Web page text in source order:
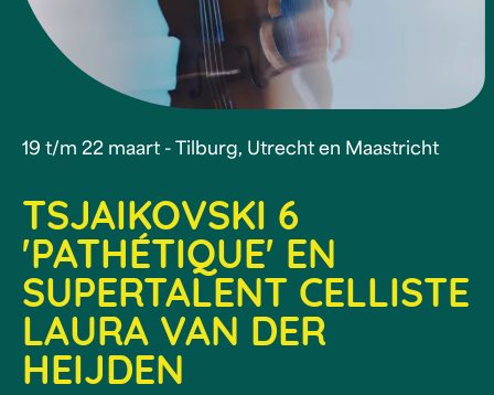
TSJAIKOVSKI 6
'PATHÉTIQUE' EN
SUPERTALENT CELLISTE
LAURA VAN DER
HEIJDEN
19 t/m 22 maart - Tilburg, Utrecht en Maastricht